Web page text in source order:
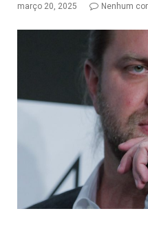
março 20, 2025 Nenhum